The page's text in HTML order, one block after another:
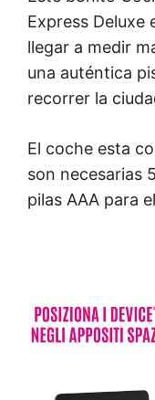
Express Deluxe
llegar a medir
una auténtica
recorrer la
El coche esta
son necesarias
pilas AAA para